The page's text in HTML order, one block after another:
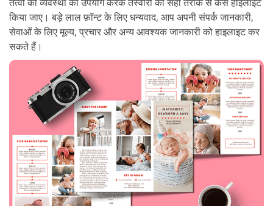
तत्वों की व्यवस्था का उपयोग करके तस्वीरों को सही तरीके से कैसे हाइलाइट
किया जाए। बड़े लाल फ़ॉन्ट के लिए धन्यवाद, आप अपनी संपर्क जानकारी,
सेवाओं के लिए मूल्य, प्रचार और अन्य आवश्यक जानकारी को हाइलाइट कर
सकते हैं।